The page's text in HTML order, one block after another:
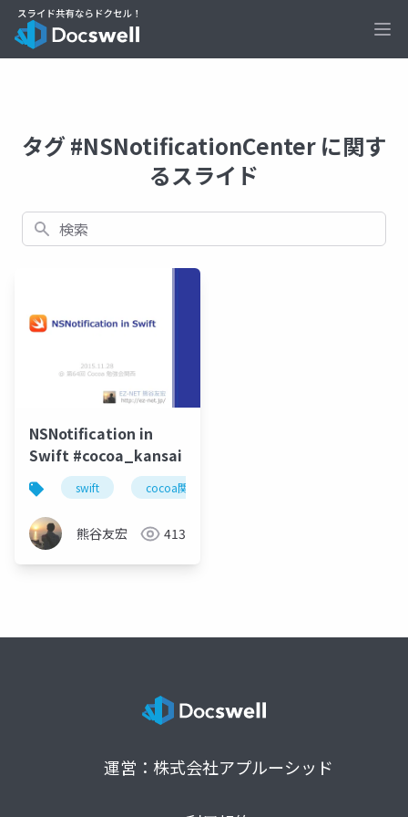
タグ #NSNotificationCenter に関す
るスライド
検索
NSNotification in
Swift #cocoa_kansai
swift cocoa関西
熊谷友宏 413
運営：株式会社アプルーシッド